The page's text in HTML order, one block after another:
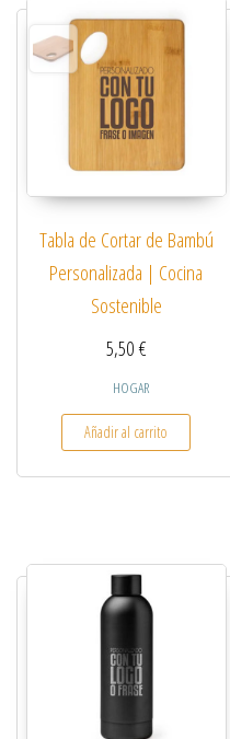
Tabla de Cortar de Bambú
Personalizada | Cocina
Sostenible
5,50€
HOGAR
Añadir al carrito